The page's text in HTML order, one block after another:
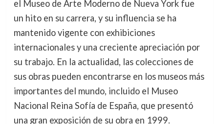
el Museo de Arte Moderno de Nueva York fue
un hito en su carrera, y su influencia se ha
mantenido vigente con exhibiciones
internacionales y una creciente apreciación por
su trabajo. En la actualidad, las colecciones de
sus obras pueden encontrarse en los museos más
importantes del mundo, incluido el Museo
Nacional Reina Sofía de España, que presentó
una gran exposición de su obra en 1999.